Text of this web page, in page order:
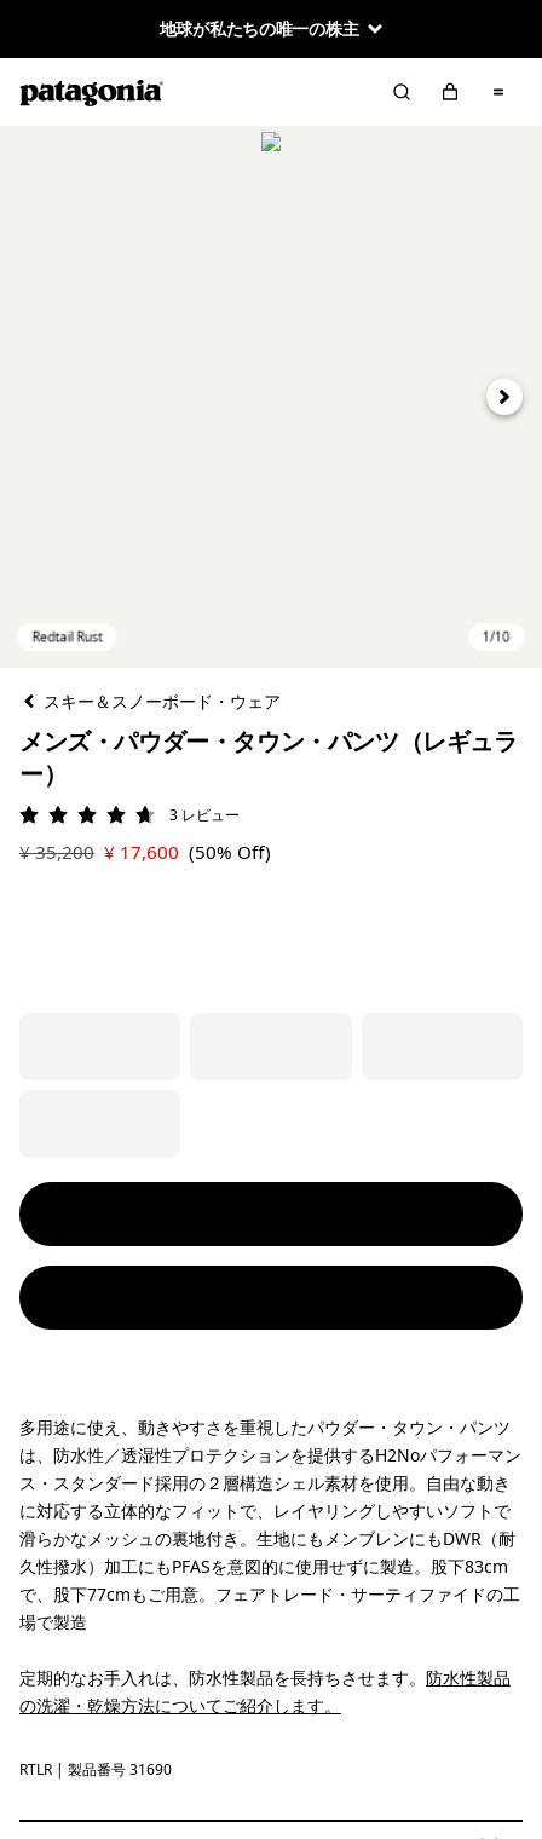
地球が私たちの唯一の株主
次へ
スキー＆スノーボード・ウェア
メンズ・パウダー・タウン・パンツ（レギュラ
ー）
評価: 4.7 / 5
3 レビュー
¥ 35,200 ¥ 17,600 (50% Off)
多用途に使え、動きやすさを重視したパウダー・タウン・パンツ
は、防水性／透湿性プロテクションを提供するH2Noパフォーマン
ス・スタンダード採用の２層構造シェル素材を使用。自由な動き
に対応する立体的なフィットで、レイヤリングしやすいソフトで
滑らかなメッシュの裏地付き。生地にもメンブレンにもDWR（耐
久性撥水）加工にもPFASを意図的に使用せずに製造。股下83cm
で、股下77cmもご用意。フェアトレード・サーティファイドの工
場で製造
定期的なお手入れは、防水性製品を長持ちさせます。 防水性製品
の洗濯・乾燥方法についてご紹介します。
Redtail Rust
RTLR | 製品番号 31690